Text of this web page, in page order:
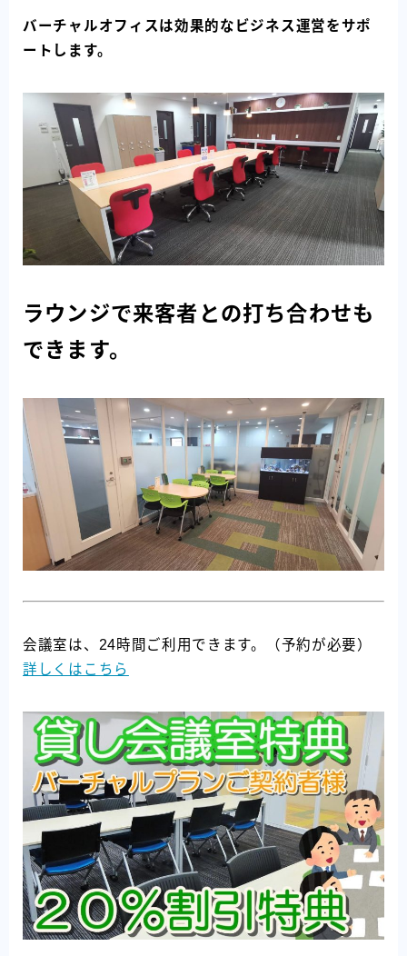
バーチャルオフィスは効果的なビジネス運営をサポ
ートします。
ラウンジで来客者との打ち合わせも
できます。
会議室は、24時間ご利用できます。（予約が必要）
詳しくはこちら